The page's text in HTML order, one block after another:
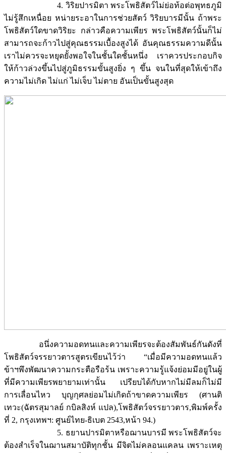
4. วิริยปารมิตา พระโพธิสัตว์ไม่ย่อท้อต่อพุทธภูมิ
ไม่รู้สึกเหนื่อย หน่ายระอาในการช่วยสัตว์ วิริยบารมีนั้น ถ้าพระ
โพธิสัตว์ใดขาดวิริยะ กล่าวคือความเพียร พระโพธิสัตว์นั้นก็ไม่
สามารถจะก้าวไปสู่คุณธรรมเบื้องสูงได้ อันคุณธรรมความดีนั้น
เราไม่ควรจะหยุดยั้งพอใจในชั้นใดชั้นหนึ่ง เราควรประกอบกิจ
ให้ก้าวล่วงขึ้นไปสู่ภูมิธรรมขั้นสูงยิ่ง ๆ ขึ้น จนในที่สุดให้เข้าถึง
ความไม่เกิด ไม่แก่ ไม่เจ็บ ไม่ตาย อันเป็นขั้นสูงสุด
อนึ่งความอดทนและความเพียรจะต้องสัมพันธ์กันดังที่
โพธิสัตว์จรรยาวตารสูตรเขียนไว้ว่า “เมื่อมีความอดทนแล้ว
ข้าฯพึงพัฒนาความกระตือรือร้น เพราะความรู้แจ้งย่อมมีอยู่ในผู้
ที่มีความเพียรพยายามเท่านั้น เปรียบได้กับหากไม่มีลมก็ไม่มี
การเลื่อนไหว บุญกุศลย่อมไม่เกิดถ้าขาดความเพียร (ศานติ
เทวะ(ฉัตรสุมาลย์ กบิลสิงห์ แปล),โพธิสัตว์จรรยาวตาร,พิมพ์ครั้ง
ที่ 2, กรุงเทพฯ: ศูนย์ไทย-ธิเบต 2543,หน้า 94.)
5. ธยานปารมิตาหรือฌานบารมี พระโพธิสัตว์จะ
ต้องสำเร็จในฌานสมาบัติทุกชั้น มีจิตไม่คลอนแคลน เพราะเหตุ